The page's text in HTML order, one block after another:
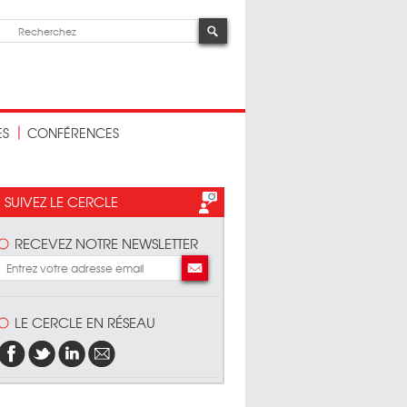
CONFÉRENCES
SUIVEZ LE CERCLE
RECEVEZ NOTRE NEWSLETTER
LE CERCLE EN RÉSEAU